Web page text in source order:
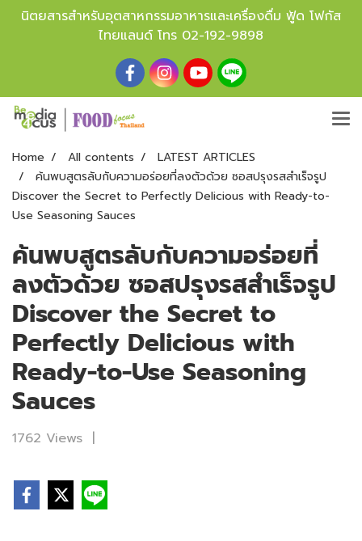
นิตยสารสำหรับอุตสาหกรรมอาหารและเครื่องดื่ม ฟู้ด โฟกัส
ไทยแลนด์ โทร 02-192-9898
Home All contents
LATEST ARTICLES
ค้นพบสูตรลับกับความอร่อยที่ลงตัวด้วย ซอสปรุงรสสำเร็จรูป
Discover the Secret to Perfectly Delicious with Ready-to-
Use Seasoning Sauces
ค้นพบสูตรลับกับความอร่อยที่
ลงตัวด้วย ซอสปรุงรสสำเร็จรูป
Discover the Secret to
Perfectly Delicious with
Ready-to-Use Seasoning
Sauces
1762 Views |